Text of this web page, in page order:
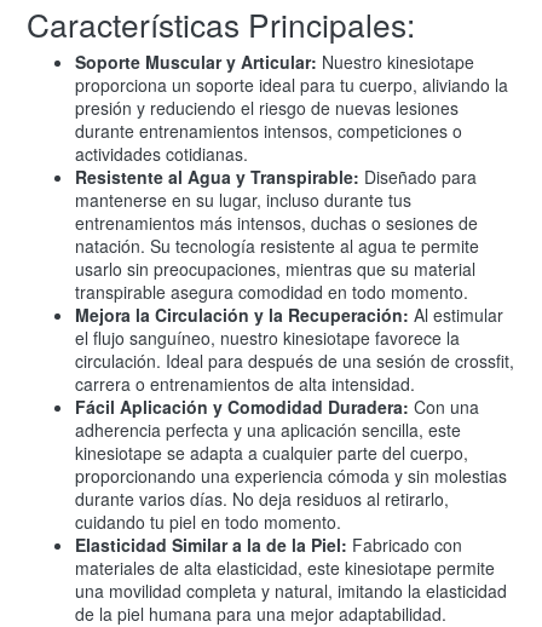
Características Principales:
Soporte Muscular y Articular: Nuestro kinesiotape
proporciona un soporte ideal para tu cuerpo, aliviando la
presión y reduciendo el riesgo de nuevas lesiones
durante entrenamientos intensos, competiciones o
actividades cotidianas.
Resistente al Agua y Transpirable: Diseñado para
mantenerse en su lugar, incluso durante tus
entrenamientos más intensos, duchas o sesiones de
natación. Su tecnología resistente al agua te permite
usarlo sin preocupaciones, mientras que su material
transpirable asegura comodidad en todo momento.
Mejora la Circulación y la Recuperación: Al estimular
el flujo sanguíneo, nuestro kinesiotape favorece la
circulación. Ideal para después de una sesión de crossfit,
carrera o entrenamientos de alta intensidad.
Fácil Aplicación y Comodidad Duradera: Con una
adherencia perfecta y una aplicación sencilla, este
kinesiotape se adapta a cualquier parte del cuerpo,
proporcionando una experiencia cómoda y sin molestias
durante varios días. No deja residuos al retirarlo,
cuidando tu piel en todo momento.
Elasticidad Similar a la de la Piel: Fabricado con
materiales de alta elasticidad, este kinesiotape permite
una movilidad completa y natural, imitando la elasticidad
de la piel humana para una mejor adaptabilidad.